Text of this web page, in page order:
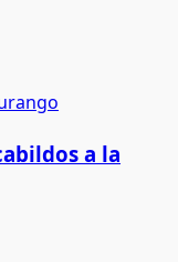
a la